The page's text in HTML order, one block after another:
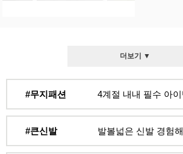
더보기 ▼
#무지패션 4계절 내내 필수 아이
#큰신발 발볼넓은 신발 경험